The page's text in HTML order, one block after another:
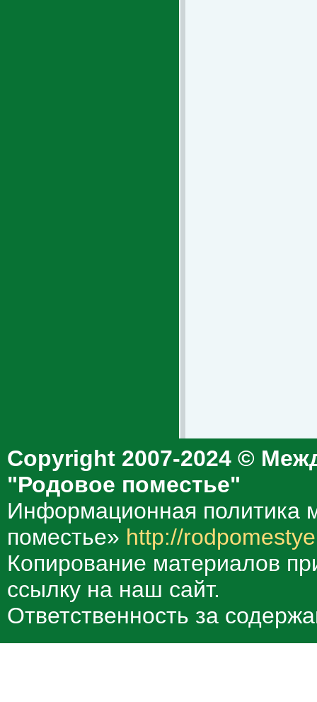
Copyright 2007-2024 ©
"Родовое поместье"
Информационная политика
поместье» http://
Копирование материалов
ссылку на наш сайт.
Ответственность за